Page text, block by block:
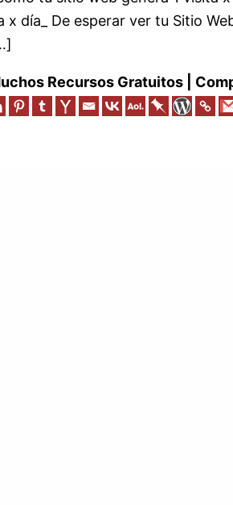
día_ De esperar ver tu Sitio
Recursos Gratuitos |